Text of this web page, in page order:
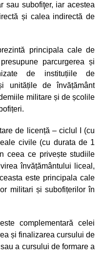
sau subofiţer, iar acestea
și calea indirectă de
principala cale de
parcurgerea și
de instituțiile de
unitățile de învățământ
militare și de școlile
de licență – ciclul I (cu
civile (cu durata de 1
ceea ce privește studiile
învățământului liceal,
este principala cale
militari și subofițerilor în
complementară celei
și finalizarea cursului de
a cursului de formare a